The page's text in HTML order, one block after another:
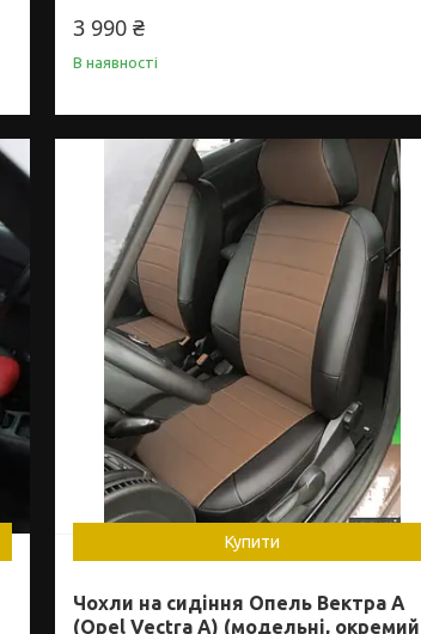
3 990 ₴
В наявності
Купити
Чохли на сидіння Опель Вектра А
(Opel Vectra A) (модельні, окремий